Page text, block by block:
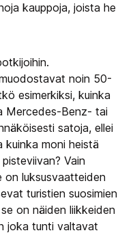
kauppoja, joista he
noin 50-
esimerkiksi, kuinka
Mercedes-Benz- tai
satoja, ellei
kuinka moni heistä
Vain
on luksusvaatteiden
turistien suosimien
on näiden liikkeiden
joka tunti valtavat